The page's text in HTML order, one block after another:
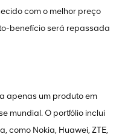
com o melhor preço
benefício será repassada
apenas um produto em
mundial. O portfólio inclui
como Nokia, Huawei, ZTE,